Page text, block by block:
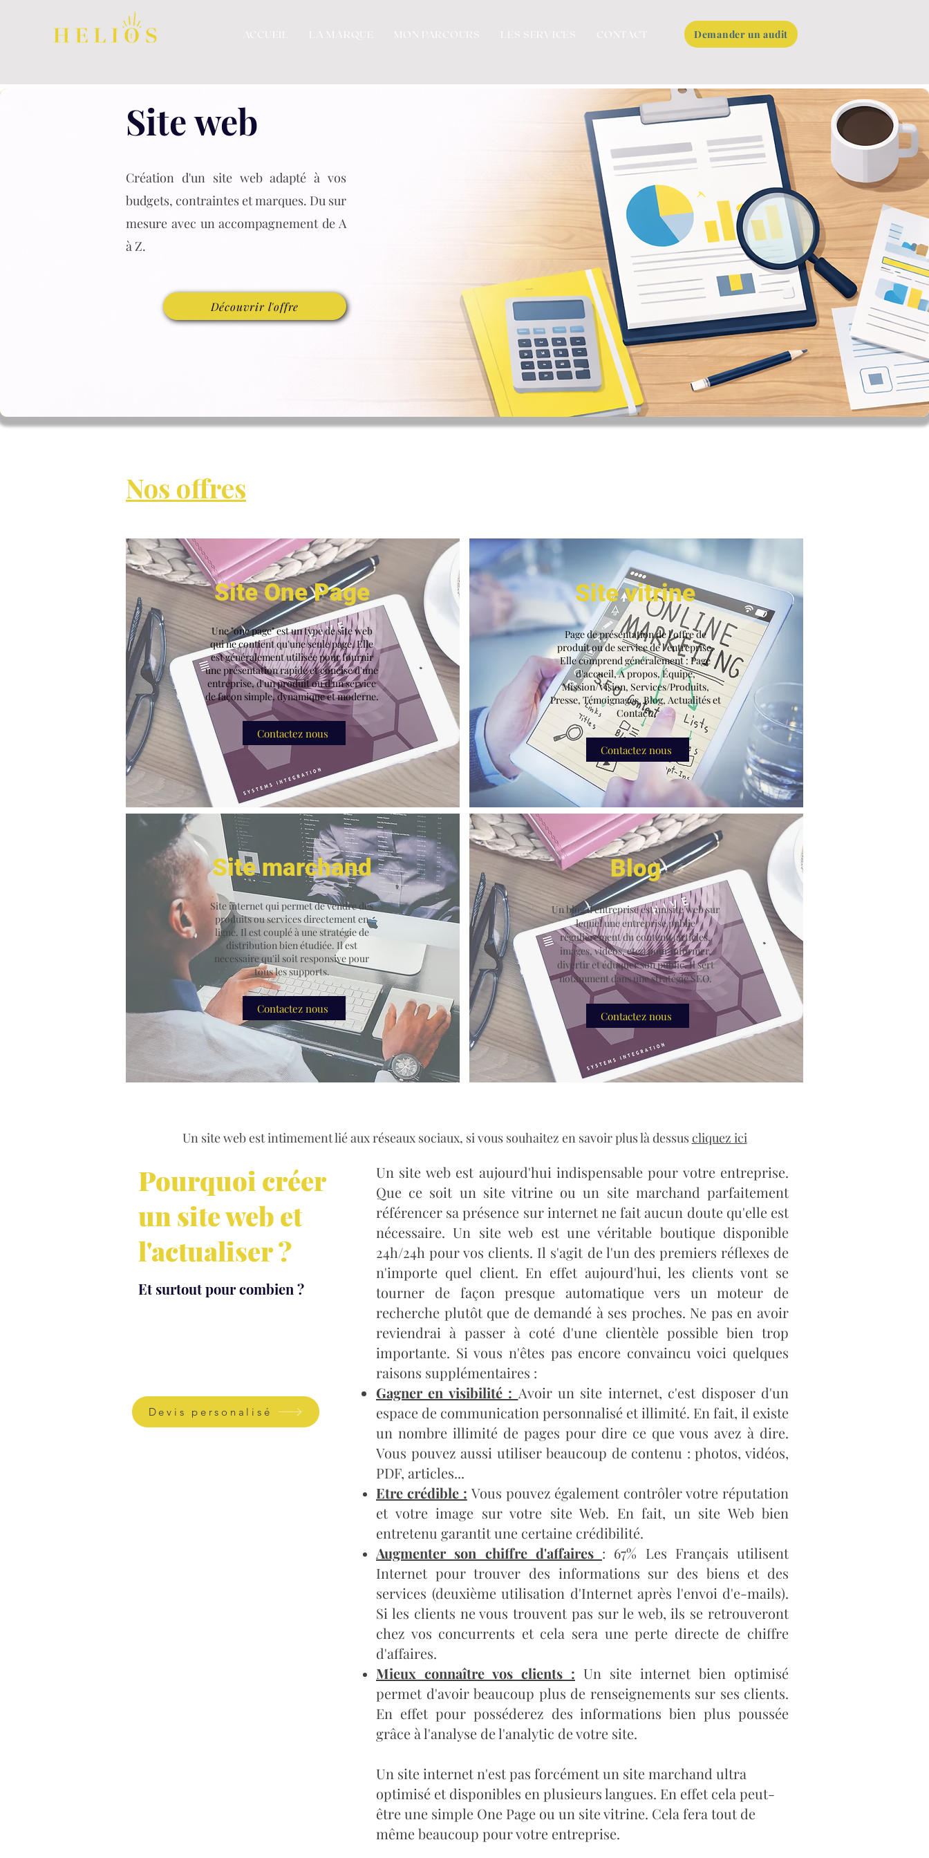
ACCUEIL LA MARQUE MON PARCOURS LES SERVICES CONTACT Demander un audit
Site web
Création d'un site web adapté à vos
budgets, contraintes et marques. Du sur
mesure avec un accompagnement de A
à Z.
Découvrir l'offre
Nos offres
Une "one page" est un type de site web
qui ne contient qu'une seule page. Elle
est généralement utilisée pour fournir
une présentation rapide et concise d'une
entreprise, d'un produit ou d'un service
de façon simple, dynamique et moderne.
Contactez nous
Site One Page
Page de présentation de l'offre de
produit ou de service de l'entreprise.
Elle comprend généralement : Page
d'accueil, A propos, Équipe,
Mission/Vision, Services/Produits,
Presse, Témoignages, Blog, Actualités et
Contact.
Contactez nous
Site vitrine
Site internet qui permet de vendre des
produits ou services directement en
ligne. Il est couplé à une stratégie de
distribution bien étudiée. Il est
necessaire qu'il soit responsive pour
tous les supports.
Contactez nous
Site marchand
Un blog d'entreprise est un site web sur
lequel une entreprise publie
régulièrement du contenu (articles,
images, vidéos, etc.) pour informer,
divertir et éduquer son public. Il sert
notamment dans une stratégie SEO.
Contactez nous
Blog
Un site web est intimement lié aux réseaux sociaux, si vous souhaitez en savoir plus là dessuscliquez ici
Pourquoi créer
un site web et
l'actualiser ?
Et surtout pour combien ?
Devis personalisé
Un site web est aujourd'hui indispensable pour votre entreprise.
Que ce soit un site vitrine ou un site marchand parfaitement
référencer sa présence sur internet ne fait aucun doute qu'elle est
nécessaire. Un site web est une véritable boutique disponible
24h/24h pour vos clients. Il s'agit de l'un des premiers réflexes de
n'importe quel client. En effet aujourd'hui, les clients vont se
tourner de façon presque automatique vers un moteur de
recherche plutôt que de demandé à ses proches. Ne pas en avoir
reviendrai à passer à coté d'une clientèle possible bien trop
importante. Si vous n'êtes pas encore convaincu voici quelques
raisons supplémentaires :
Gagner en visibilité : Avoir un site internet, c'est disposer d'un
espace de communication personnalisé et illimité. En fait, il existe
un nombre illimité de pages pour dire ce que vous avez à dire.
Vous pouvez aussi utiliser beaucoup de contenu : photos, vidéos,
PDF, articles...
Etre crédible : Vous pouvez également contrôler votre réputation
et votre image sur votre site Web. En fait, un site Web bien
entretenu garantit une certaine crédibilité.
Augmenter son chiffre d'affaires : 67% Les Français utilisent
Internet pour trouver des informations sur des biens et des
services (deuxième utilisation d'Internet après l'envoi d'e-mails).
Si les clients ne vous trouvent pas sur le web, ils se retrouveront
chez vos concurrents et cela sera une perte directe de chiffre
d'affaires.
Mieux connaître vos clients : Un site internet bien optimisé
permet d'avoir beaucoup plus de renseignements sur ses clients.
En effet pour posséderez des informations bien plus poussée
grâce à l'analyse de l'analytic de votre site.
Un site internet n'est pas forcément un site marchand ultra
optimisé et disponibles en plusieurs langues. En effet cela peut-
être une simple One Page ou un site vitrine. Cela fera tout de
même beaucoup pour votre entreprise.